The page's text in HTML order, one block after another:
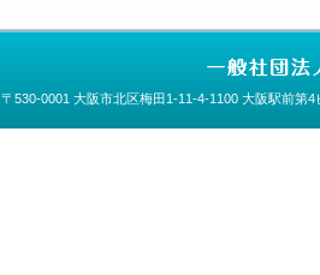
〒530-0001 大阪市北区梅田1-11-4-1100 大阪駅前